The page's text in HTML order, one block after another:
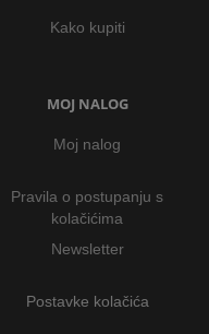
Kako kupiti
MOJ NALOG
Moj nalog
Pravila o postupanju s
kolačićima
Newsletter
Postavke kolačića